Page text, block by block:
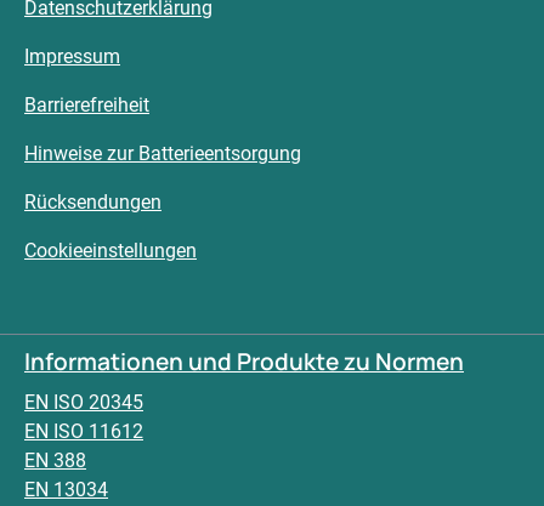
Datenschutzerklärung
Impressum
Barrierefreiheit
Hinweise zur Batterieentsorgung
Rücksendungen
Cookieeinstellungen
Informationen und Produkte zu Normen
EN ISO 20345
EN ISO 11612
EN 388
EN 13034